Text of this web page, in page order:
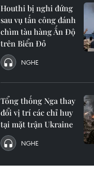
Houthi bị nghi đứng
sau vụ tấn công đánh
chìm tàu hàng Ấn Độ
trên Biển Đỏ
NGHE
Tổng thống Nga thay
đổi vị trí các chỉ huy
tại mặt trận Ukraine
NGHE